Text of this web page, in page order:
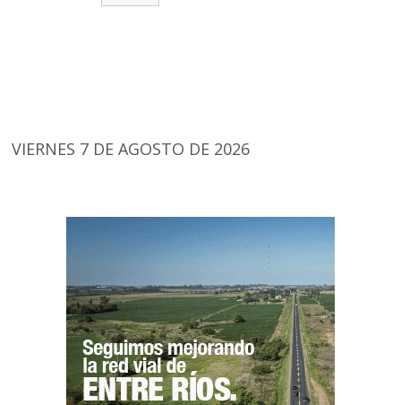
VIERNES 7 DE AGOSTO DE 2026